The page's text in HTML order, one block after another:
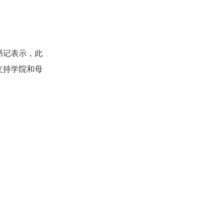
记表示，此
持学院和母